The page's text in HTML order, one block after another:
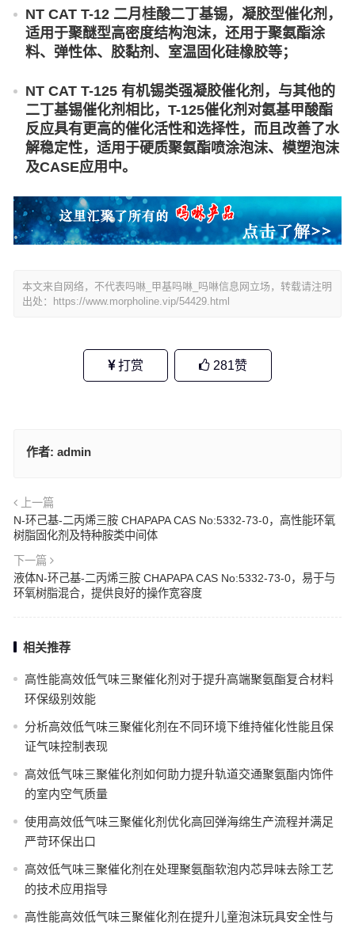
NT CAT T-12 二月桂酸二丁基锡，凝胶型催化剂，
适用于聚醚型高密度结构泡沫，还用于聚氨酯涂
料、弹性体、胶黏剂、室温固化硅橡胶等；
NT CAT T-125 有机锡类强凝胶催化剂，与其他的
二丁基锡催化剂相比，T-125催化剂对氨基甲酸酯
反应具有更高的催化活性和选择性，而且改善了水
解稳定性，适用于硬质聚氨酯喷涂泡沫、模塑泡沫
及CASE应用中。
本文来自网络，不代表吗啉_甲基吗啉_吗啉信息网立场，转载请注明
出处：
https://www.morpholine.vip/54429.html
打赏 281赞
作者: admin
上一篇
N-环己基-二丙烯三胺 CHAPAPA CAS No:5332-73-0，高性能环氧
树脂固化剂及特种胺类中间体
下一篇
液体N-环己基-二丙烯三胺 CHAPAPA CAS No:5332-73-0，易于与
环氧树脂混合，提供良好的操作宽容度
相关推荐
高性能高效低气味三聚催化剂对于提升高端聚氨酯复合材料
环保级别效能
分析高效低气味三聚催化剂在不同环境下维持催化性能且保
证气味控制表现
高效低气味三聚催化剂如何助力提升轨道交通聚氨酯内饰件
的室内空气质量
使用高效低气味三聚催化剂优化高回弹海绵生产流程并满足
严苛环保出口
高效低气味三聚催化剂在处理聚氨酯软泡内芯异味去除工艺
的技术应用指导
高性能高效低气味三聚催化剂在提升儿童泡沫玩具安全性与